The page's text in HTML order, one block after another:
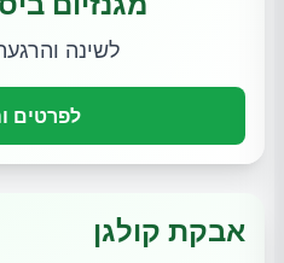
לשינה
לפרטים
אבקת קולגן